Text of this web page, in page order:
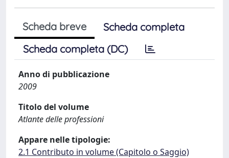
Scheda breve
Scheda completa
Scheda completa (DC)
Anno di pubblicazione
2009
Titolo del volume
Atlante delle professioni
Appare nelle tipologie:
2.1 Contributo in volume (Capitolo o Saggio)